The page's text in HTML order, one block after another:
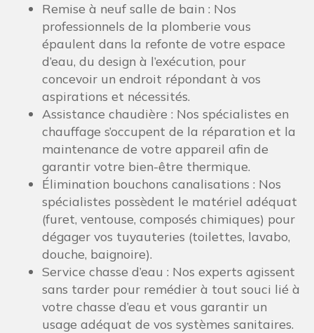
Remise à neuf salle de bain : Nos
professionnels de la plomberie vous
épaulent dans la refonte de votre espace
d’eau, du design à l’exécution, pour
concevoir un endroit répondant à vos
aspirations et nécessités.
Assistance chaudière : Nos spécialistes en
chauffage s’occupent de la réparation et la
maintenance de votre appareil afin de
garantir votre bien-être thermique.
Élimination bouchons canalisations : Nos
spécialistes possèdent le matériel adéquat
(furet, ventouse, composés chimiques) pour
dégager vos tuyauteries (toilettes, lavabo,
douche, baignoire).
Service chasse d’eau : Nos experts agissent
sans tarder pour remédier à tout souci lié à
votre chasse d’eau et vous garantir un
usage adéquat de vos systèmes sanitaires.